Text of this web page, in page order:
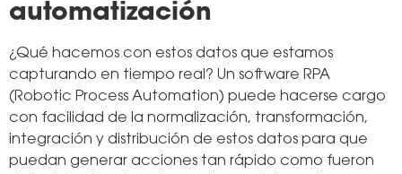
automatización
¿Qué hacemos con estos datos que estamos
capturando en tiempo real? Un software RPA
(Robotic Process Automation) puede hacerse cargo
con facilidad de la normalización, transformación,
integración y distribución de estos datos para que
puedan generar acciones tan rápido como fueron